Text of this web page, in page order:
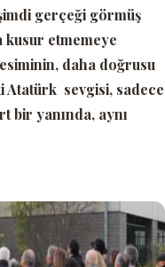
gerçeği görmüş
kusur etmemeye
daha doğrusu
Atatürk sevgisi, sadece
bir yanında, aynı